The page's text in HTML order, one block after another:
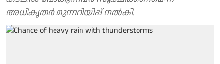
അധികൃതർ മുന്നറിയിപ്പ് നൽകി.